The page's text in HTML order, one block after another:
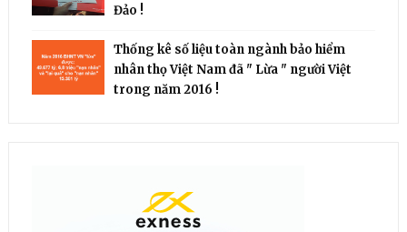
Đảo !
Thống kê số liệu toàn ngành bảo hiểm
nhân thọ Việt Nam đã " Lừa " người Việt
trong năm 2016 !